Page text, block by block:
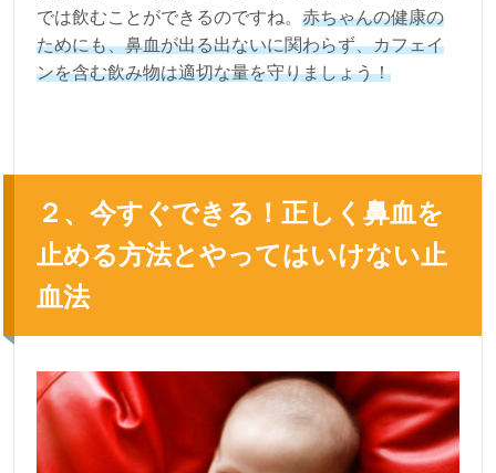
では飲むことができるのですね。 赤ちゃんの健康の
ためにも、鼻血が出る出ないに関わらず、カフェイ
ンを含む飲み物は適切な量を守りましょう！
２、今すぐできる！正しく鼻血を
止める方法とやってはいけない止
血法